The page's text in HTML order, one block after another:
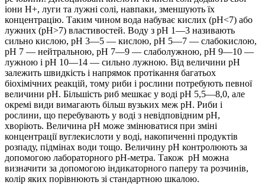
іони Н+, луги та лужні солі, навпаки, зменшують їх
концентрацію. Таким чином вода набуває кислих (рН<7) або
лужних (рН>7) властивостей. Воду з рН 1—3 називають
сильно кислою, рН 3—5 — кислою, рН 5—7 — слабокислою,
рН 7 — нейтральною, рН 7—9 — слаболужною, рН 9—10 —
лужною і рН 10—14 — сильно лужною. Від величини рН
залежить швидкість і напрямок протікання багатьох
біохімічних реакцій, тому риби і рослини потребують певної
величини рН. Більшість риб мешкає у воді рН 5,5—8,0, але
окремі види вимагають більш вузьких меж рН. Риби і
рослини, що перебувають у воді з невідповідним рН,
хворіють. Величина рН може змінюватися при зміні
концентрації вуглекислоти у воді, накопиченні продуктів
розпаду, підмінах води тощо. Величину рН контролюють за
допомогою лабораторного рН-метра. Також рН можна
визначити за допомогою індикаторного паперу та розчинів,
колір яких порівнюють зі стандартною шкалою.